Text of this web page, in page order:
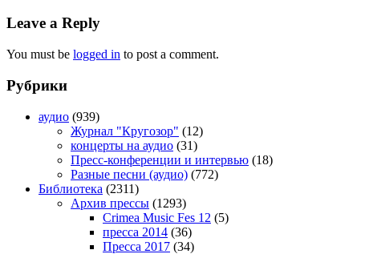
Leave a Reply
You must be logged in to post a comment.
Рубрики
аудио (939)
Журнал "Кругозор" (12)
концерты на аудио (31)
Пресс-конференции и интервью (18)
Разные песни (аудио) (772)
Библиотека (2311)
Архив прессы (1293)
Crimea Music Fes 12 (5)
пресса 2014 (36)
Пресса 2017 (34)